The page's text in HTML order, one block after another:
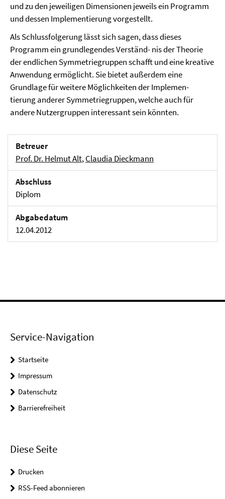
und zu den jeweiligen Dimensionen jeweils ein Programm
und dessen Implementierung vorgestellt.
Als Schlussfolgerung lässt sich sagen, dass dieses
Programm ein grundlegendes Verständ- nis der Theorie
der endlichen Symmetriegruppen schafft und eine kreative
Anwendung ermöglicht. Sie bietet außerdem eine
Grundlage für weitere Möglichkeiten der Implemen-
tierung anderer Symmetriegruppen, welche auch für
andere Nutzergruppen interessant sein könnten.
Betreuer
Prof. Dr. Helmut Alt,Claudia Dieckmann
Abschluss
Diplom
Abgabedatum
12.04.2012
Service-Navigation
Startseite
Impressum
Datenschutz
Barrierefreiheit
Diese Seite
Drucken
RSS-Feed abonnieren